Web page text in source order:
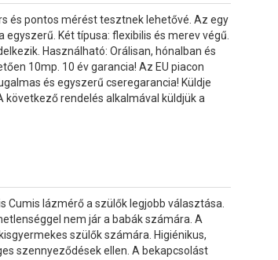
és pontos mérést tesztnek lehetővé. Az egy
Két típusa: flexibilis és merev végű.
Használható: Orálisan, hónalban és
10mp. 10 év garancia! Az EU piacon
és egyszerű cseregarancia! Küldje
rendelés alkalmával küldjük a
lázmérő a szülők legjobb választása.
nem jár a babák számára. A
szülők számára. Higiénikus,
szennyeződések ellen. A bekapcsolást